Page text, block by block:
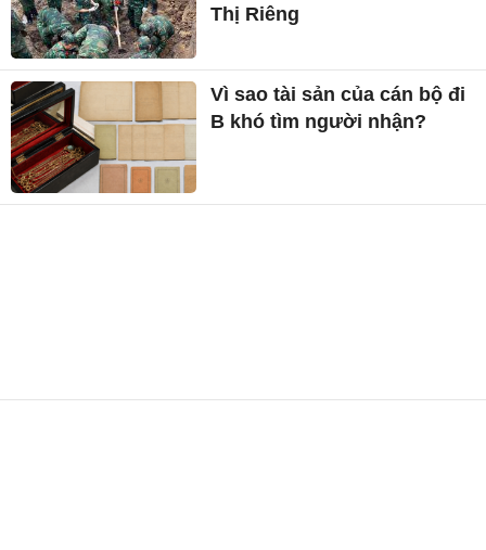
Thị Riêng
Vì sao tài sản của cán bộ đi
B khó tìm người nhận?